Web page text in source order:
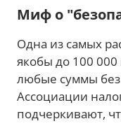
Миф о
Одна из самых
якобы до 100
любые суммы без
Ассоциации
подчеркивают,